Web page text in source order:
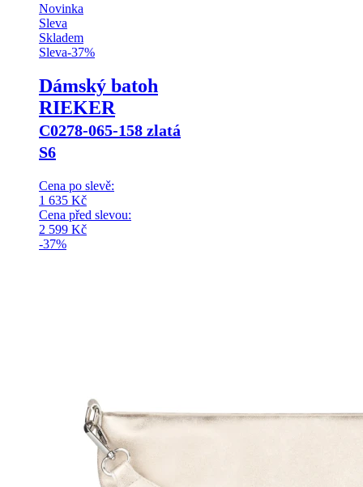
Novinka
Sleva
Skladem
Sleva-37%
Dámský batoh
RIEKER
C0278-065-158 zlatá
S6
Cena po slevě:
1 635 Kč
Cena před slevou:
2 599 Kč
-37%